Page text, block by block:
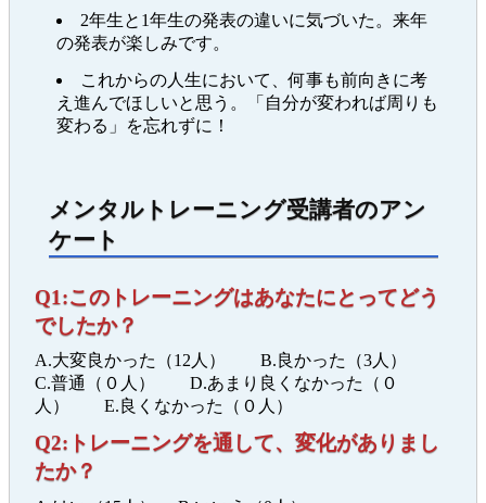
2年生と1年生の発表の違いに気づいた。来年
の発表が楽しみです。
これからの人生において、何事も前向きに考
え進んでほしいと思う。「自分が変われば周りも
変わる」を忘れずに！
メンタルトレーニング受講者のアン
ケート
Q1:このトレーニングはあなたにとってどう
でしたか？
A.大変良かった（12人） B.良かった（3人）
C.普通（０人） D.あまり良くなかった（０
人） E.良くなかった（０人）
Q2:トレーニングを通して、変化がありまし
たか？